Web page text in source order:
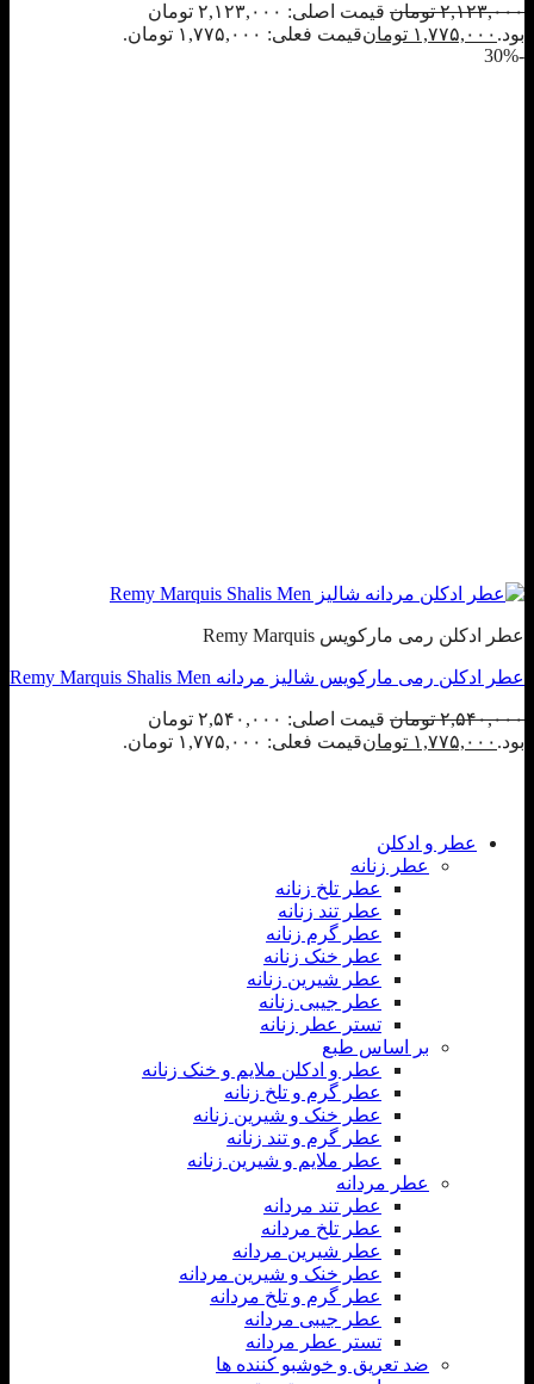
۲,۱۲۳,۰۰۰ تومان
قیمت اصلی: ۲,۱۲۳,۰۰۰ تومان
بود. ۱,۷۷۵,۰۰۰ تومانقیمت فعلی: ۱,۷۷۵,۰۰۰ تومان.
-30%
عطر ادکلن رمی مارکویس Remy Marquis
عطر ادکلن رمی مارکویس شالیز مردانه Remy Marquis Shalis Men
۲,۵۴۰,۰۰۰ تومان
قیمت اصلی: ۲,۵۴۰,۰۰۰ تومان
بود. ۱,۷۷۵,۰۰۰ تومانقیمت فعلی: ۱,۷۷۵,۰۰۰ تومان.
عطر و ادکلن
عطر زنانه
عطر تلخ زنانه
عطر تند زنانه
عطر گرم زنانه
عطر خنک زنانه
عطر شیرین زنانه
عطر جیبی زنانه
تستر عطر زنانه
بر اساس طبع
عطر و ادکلن ملایم و خنک زنانه
عطر گرم و تلخ زنانه
عطر خنک و شیرین زنانه
عطر گرم و تند زنانه
عطر ملایم و شیرین زنانه
عطر مردانه
عطر تند مردانه
عطر تلخ مردانه
عطر شیرین مردانه
عطر خنک و شیرین مردانه
عطر گرم و تلخ مردانه
عطر جیبی مردانه
تستر عطر مردانه
ضد تعریق و خوشبو کننده ها